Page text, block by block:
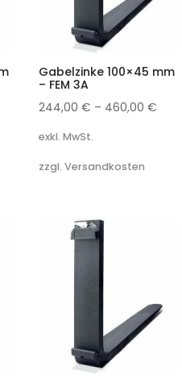
Gabelzinke 100×45 mm
– FEM 3A
244,00€ – 460,00€
exkl. MwSt.
zzgl. Versandkosten